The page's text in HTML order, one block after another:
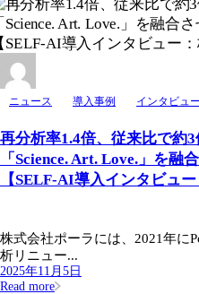
ニュース 導入事例 インタビュー
再分析率1.4倍、従来比で約
「Science. Art. Love.」を融
【SELF-AI導入インタビュ
株式会社ポーラには、2021年に
析リニュー...
2025年11月5日
Read more